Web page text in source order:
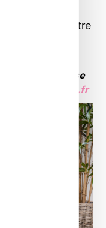
modèle de lettre
d’adresse
public.fr